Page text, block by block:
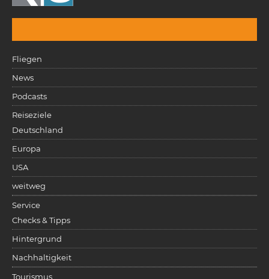
Fliegen
News
Podcasts
Reiseziele
Deutschland
Europa
USA
weitweg
Service
Checks & Tipps
Hintergrund
Nachhaltigkeit
Tourismus